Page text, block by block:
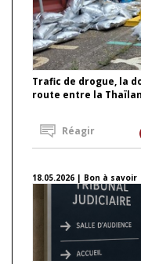
Trafic de drogue, la
route entre la
Réagir
18.05.2026 | Bon à savoir